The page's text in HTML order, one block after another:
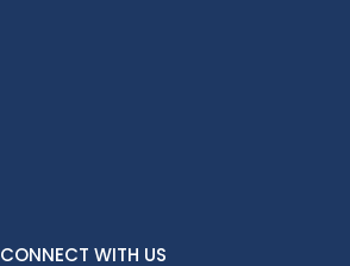
CONNECT WITH US